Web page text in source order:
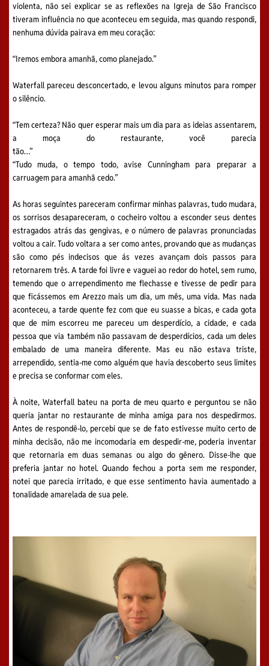
violenta, não sei explicar se as reflexões na Igreja de São Francisco
tiveram influência no que aconteceu em seguida, mas quando respondi,
nenhuma dúvida pairava em meu coração:
“Iremos embora amanhã, como planejado.”
Waterfall pareceu desconcertado, e levou alguns minutos para romper
o silêncio.
“Tem certeza? Não quer esperar mais um dia para as ideias assentarem,
a moça do restaurante, você parecia
tão…”
“Tudo muda, o tempo todo, avise Cunningham para preparar a
carruagem para amanhã cedo.”
As horas seguintes pareceram confirmar minhas palavras, tudo mudara,
os sorrisos desapareceram, o cocheiro voltou a esconder seus dentes
estragados atrás das gengivas, e o número de palavras pronunciadas
voltou a cair. Tudo voltara a ser como antes, provando que as mudanças
são como pés indecisos que ás vezes avançam dois passos para
retornarem três. A tarde foi livre e vaguei ao redor do hotel, sem rumo,
temendo que o arrependimento me flechasse e tivesse de pedir para
que ficássemos em Arezzo mais um dia, um mês, uma vida. Mas nada
aconteceu, a tarde quente fez com que eu suasse a bicas, e cada gota
que de mim escorreu me pareceu um desperdício, a cidade, e cada
pessoa que via também não passavam de desperdícios, cada um deles
embalado de uma maneira diferente. Mas eu não estava triste,
arrependido, sentia-me como alguém que havia descoberto seus limites
e precisa se conformar com eles.
À noite, Waterfall bateu na porta de meu quarto e perguntou se não
queria jantar no restaurante de minha amiga para nos despedirmos.
Antes de respondê-lo, percebi que se de fato estivesse muito certo de
minha decisão, não me incomodaria em despedir-me, poderia inventar
que retornaria em duas semanas ou algo do gênero. Disse-lhe que
preferia jantar no hotel. Quando fechou a porta sem me responder,
notei que parecia irritado, e que esse sentimento havia aumentado a
tonalidade amarelada de sua pele.